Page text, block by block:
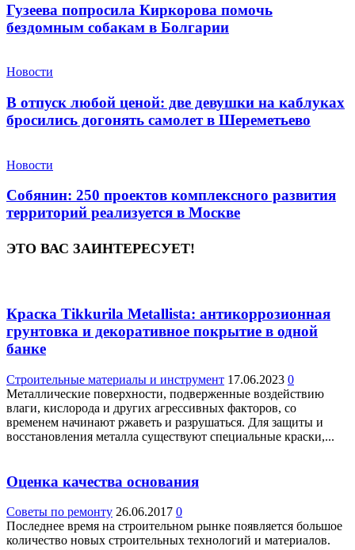
Гузеева попросила Киркорова помочь
бездомным собакам в Болгарии
Новости
В отпуск любой ценой: две девушки на каблуках
бросились догонять самолет в Шереметьево
Новости
Собянин: 250 проектов комплексного развития
территорий реализуется в Москве
ЭТО ВАС ЗАИНТЕРЕСУЕТ!
Краска Tikkurila Metallista: антикоррозионная
грунтовка и декоративное покрытие в одной
банке
Строительные материалы и инструмент 17.06.2023 0
Металлические поверхности, подверженные воздействию
влаги, кислорода и других агрессивных факторов, со
временем начинают ржаветь и разрушаться. Для защиты и
восстановления металла существуют специальные краски,...
Оценка качества основания
Советы по ремонту 26.06.2017 0
Последнее время на строительном рынке появляется большое
количество новых строительных технологий и материалов.